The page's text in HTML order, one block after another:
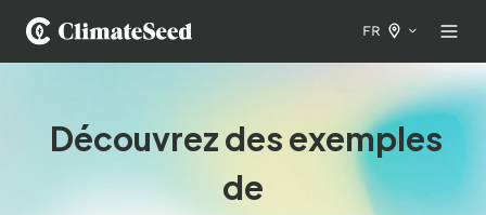
FR
Découvrez des exemples
de